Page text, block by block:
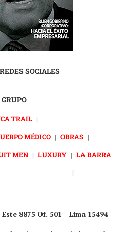
SOCIALES
TRAIL |
MÉDICO | OBRAS |
MEN | LUXURY | LA BARRA
|
8875 Of. 501 - Lima 15494